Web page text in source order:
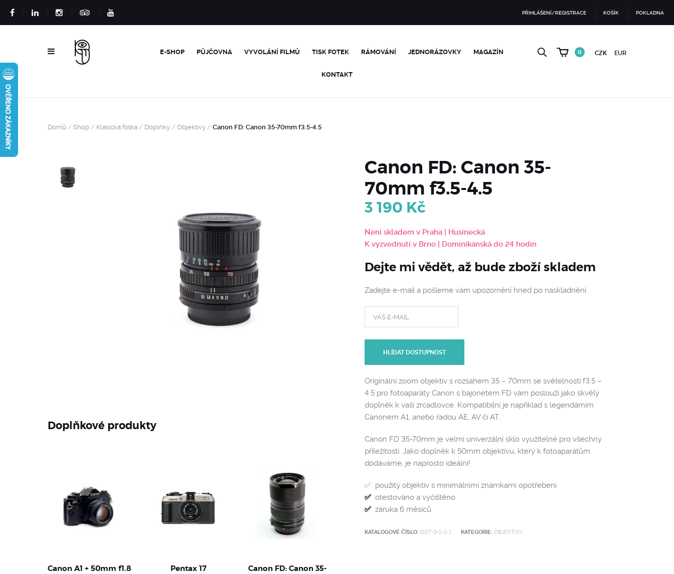
PŘIHLÁŠENÍ/REGISTRACE KOŠÍK POKLADNA
E-SHOP PŮJČOVNA VYVOLÁNÍ FILMŮ TISK FOTEK RÁMOVÁNÍ JEDNORÁZOVKY MAGAZÍN
KONTAKT
0 CZK EUR
Domů / Shop / Klasická fotka / Doplňky / Objektivy / Canon FD: Canon 35-70mm f3.5-4.5
Doplňkové produkty
Canon A1 + 50mm f1.8 Pentax 17
Canon FD: Canon 35-
Canon FD: Canon 35-
70mm f3.5-4.5
3 190 Kč
Není skladem v Praha | Husinecká
K vyzvednutí v Brno | Dominikánská do 24 hodin
Dejte mi vědět, až bude zboží skladem
Zadejte e-mail a pošleme vám upozornění hned po naskladnění.
HLÍDAT DOSTUPNOST
Originální zoom objektiv s rozsahem 35 – 70mm se světelností f3.5 –
4.5 pro fotoaparáty Canon s bajonetem FD vám poslouží jako skvělý
doplněk k vaší zrcadlovce. Kompatibilní je například s legendárním
Canonem A1, anebo řadou AE, AV či AT.
Canon FD 35-70mm je velmi univerzální sklo využitelné pro všechny
příležitosti. Jako doplněk k 50mm objektivu, který k fotoaparátům
dodáváme, je naprosto ideální!
✅ použitý objektiv s minimálními známkami opotřebení
✅ otestováno a vyčištěno
✅ záruka 6 měsíců
KATALOGOVÉ ČÍSLO: D07-3-1-1-1 KATEGORIE: OBJEKTIVY